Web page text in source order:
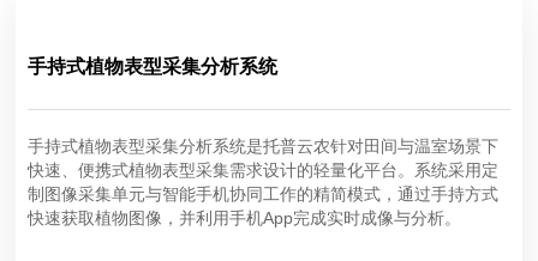
手持式植物表型采集分析系统
手持式植物表型采集分析系统是托普云农针对田间与温室场景下
快速、便携式植物表型采集需求设计的轻量化平台。系统采用定
制图像采集单元与智能手机协同工作的精简模式，通过手持方式
快速获取植物图像，并利用手机App完成实时成像与分析。